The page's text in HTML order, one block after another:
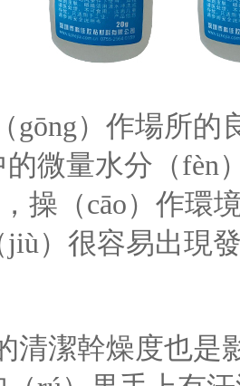
gōng）作場所的
微量水分（fèn
操（cāo）作環
jiù）很容易出現
清潔幹燥度也是